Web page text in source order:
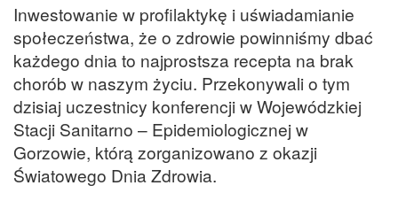
Inwestowanie w profilaktykę i uświadamianie
społeczeństwa, że o zdrowie powinniśmy dbać
każdego dnia to najprostsza recepta na brak
chorób w naszym życiu. Przekonywali o tym
dzisiaj uczestnicy konferencji w Wojewódzkiej
Stacji Sanitarno – Epidemiologicznej w
Gorzowie, którą zorganizowano z okazji
Światowego Dnia Zdrowia.